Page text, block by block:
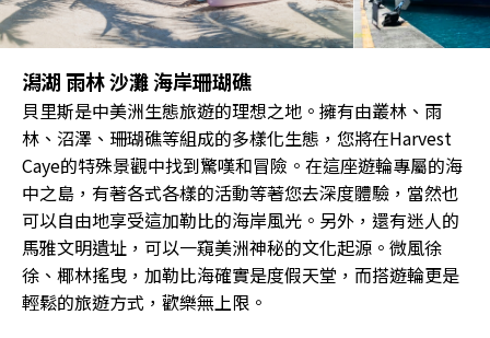
潟湖 雨林 沙灘 海岸珊瑚礁
貝里斯是中美洲生態旅遊的理想之地。擁有由叢林、雨
林、沼澤、珊瑚礁等組成的多樣化生態，您將在Harvest
Caye的特殊景觀中找到驚嘆和冒險。在這座遊輪專屬的海
中之島，有著各式各樣的活動等著您去深度體驗，當然也
可以自由地享受這加勒比的海岸風光。另外，還有迷人的
馬雅文明遺址，可以一窺美洲神秘的文化起源。微風徐
徐、椰林搖曳，加勒比海確實是度假天堂，而搭遊輪更是
輕鬆的旅遊方式，歡樂無上限。